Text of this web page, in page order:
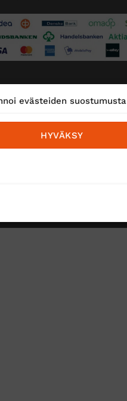
evästeiden suostumusta
HYVÄKSY